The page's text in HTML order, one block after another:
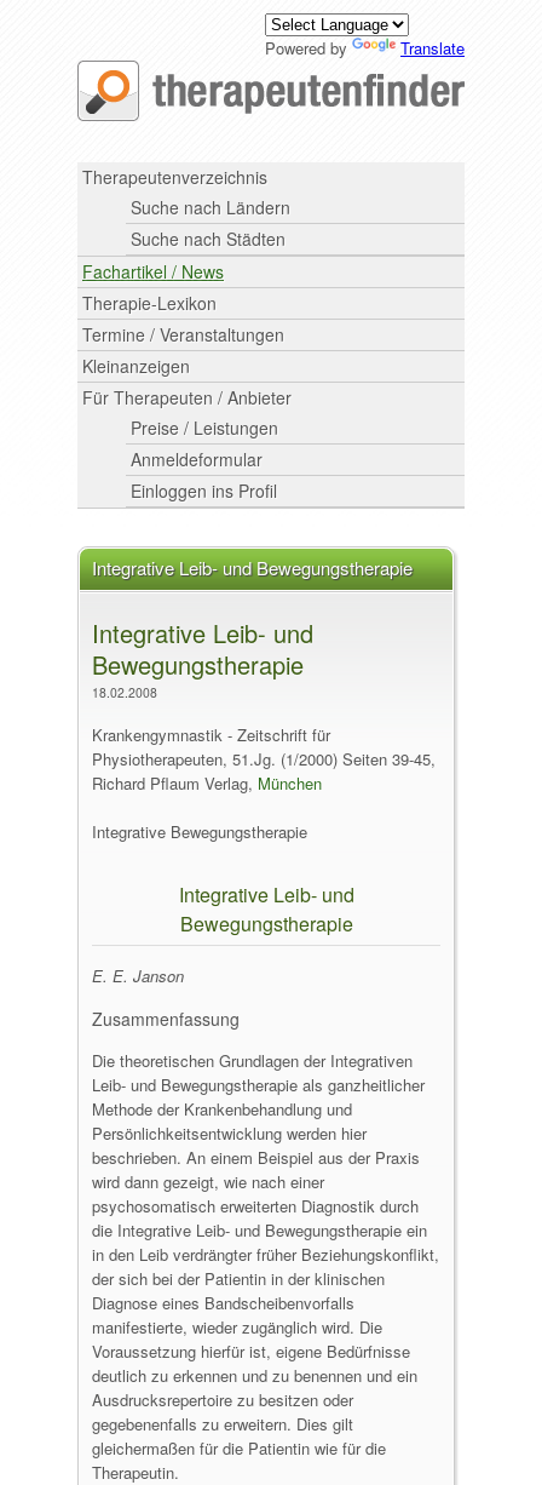
Powered by Translate
Therapeutenverzeichnis
Suche nach Ländern
Suche nach Städten
Fachartikel / News
Therapie-Lexikon
Termine / Veranstaltungen
Kleinanzeigen
Für Therapeuten / Anbieter
Preise / Leistungen
Anmeldeformular
Einloggen ins Profil
Integrative Leib- und Bewegungstherapie
Integrative Leib- und
Bewegungstherapie
18.02.2008
Krankengymnastik - Zeitschrift für
Physiotherapeuten, 51.Jg. (1/2000) Seiten 39-45,
Richard Pflaum Verlag, München
Integrative Bewegungstherapie
Integrative Leib- und
Bewegungstherapie
E. E. Janson
Zusammenfassung
Die theoretischen Grundlagen der Integrativen
Leib- und Bewegungstherapie als ganzheitlicher
Methode der Krankenbehandlung und
Persönlichkeitsentwicklung werden hier
beschrieben. An einem Beispiel aus der Praxis
wird dann gezeigt, wie nach einer
psychosomatisch erweiterten Diagnostik durch
die Integrative Leib- und Bewegungstherapie ein
in den Leib verdrängter früher Beziehungskonflikt,
der sich bei der Patientin in der klinischen
Diagnose eines Bandscheibenvorfalls
manifestierte, wieder zugänglich wird. Die
Voraussetzung hierfür ist, eigene Bedürfnisse
deutlich zu erkennen und zu benennen und ein
Ausdrucksrepertoire zu besitzen oder
gegebenenfalls zu erweitern. Dies gilt
gleichermaßen für die Patientin wie für die
Therapeutin.